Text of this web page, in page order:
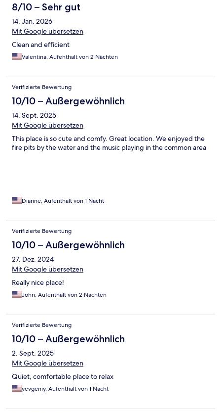
8/10 – Sehr gut
14. Jan. 2026
Mit Google übersetzen
Clean and efficient
Valentina, Aufenthalt von 2 Nächten
Verifizierte Bewertung
10/10 – Außergewöhnlich
14. Sept. 2025
Mit Google übersetzen
This place is so cute and comfy. Great location. We enjoyed the
fire pits by the water and the music playing in the common area
Dianne, Aufenthalt von 1 Nacht
Verifizierte Bewertung
10/10 – Außergewöhnlich
27. Dez. 2024
Mit Google übersetzen
Really nice place!
John, Aufenthalt von 2 Nächten
Verifizierte Bewertung
10/10 – Außergewöhnlich
2. Sept. 2025
Mit Google übersetzen
Quiet, comfortable place to relax
yevgeniy, Aufenthalt von 1 Nacht